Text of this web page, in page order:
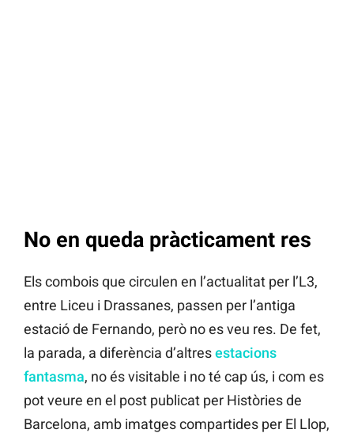
No en queda pràcticament res
Els combois que circulen en l’actualitat per l’L3,
entre Liceu i Drassanes, passen per l’antiga
estació de Fernando, però no es veu res. De fet,
la parada, a diferència d’altresestacions
fantasma, no és visitable i no té cap ús, i com es
pot veure en el post publicat per Històries de
Barcelona, amb imatges compartides per El Llop,